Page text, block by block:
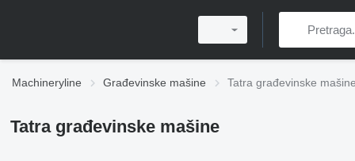
Machineryline Građevinske mašine Tatra građevinske mašine
Tatra građevinske mašine